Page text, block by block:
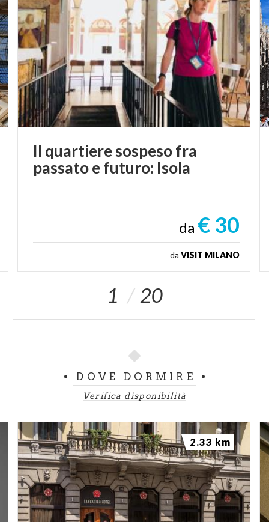
Il quartieresospesofra
passatoefuturo: Isola
da € 30
da VISIT MILANO
1 20
DOVE DORMIRE
Verifica disponibilità
2.33 km